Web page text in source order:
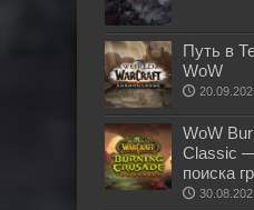
Путь в
WoW
WoW
Classic
поиска